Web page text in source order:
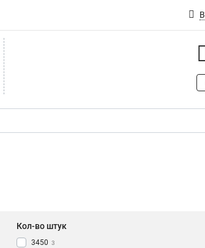
Кол-во штук
3450 3